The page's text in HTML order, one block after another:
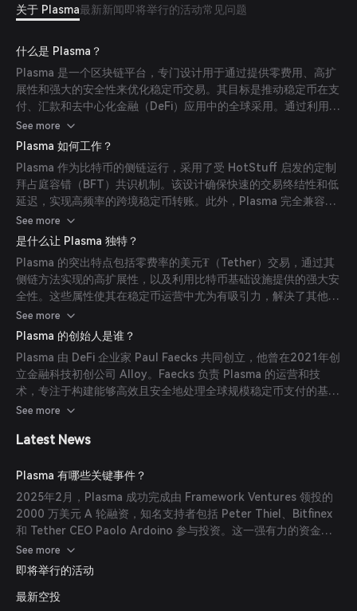
关于 Plasma最新新闻即将举行的活动常见问题
什么是 Plasma？
Plasma 是一个区块链平台，专门设计用于通过提供零费用、高扩
展性和强大的安全性来优化稳定币交易。其目标是推动稳定币在支
付、汇款和去中心化金融（DeFi）应用中的全球采用。通过利用比
特币的安全性和以太坊的灵活性，Plasma 为个人和机构提供了一
种可靠且具有成本效益的解决方案，用于使用稳定币进行全球转
See more
Plasma 如何工作？
Plasma 作为比特币的侧链运行，采用了受 HotStuff 启发的定制
拜占庭容错（BFT）共识机制。该设计确保快速的交易终结性和低
延迟，实现高频率的跨境稳定币转账。此外，Plasma 完全兼容以
太坊虚拟机（EVM），允许以太坊基础的应用程序和智能合约无缝
集成。
See more
是什么让 Plasma 独特？
Plasma 的突出特点包括零费率的美元₮（Tether）交易，通过其
侧链方法实现的高扩展性，以及利用比特币基础设施提供的强大安
全性。这些属性使其在稳定币运营中尤为有吸引力，解决了其他区
块链平台中常见的高交易费用和扩展性限制等问题。
See more
Plasma 的创始人是谁？
Plasma 由 DeFi 企业家 Paul Faecks 共同创立，他曾在2021年创
立金融科技初创公司 Alloy。Faecks 负责 Plasma 的运营和技
术，专注于构建能够高效且安全地处理全球规模稳定币支付的基础
设施。他的联合创始人 Christian Angermayer 是一位亿万富翁投
Angermayer 参与了 Plasma 的早期融资和合作伙伴关系，提供
持。
See more
Latest News
Plasma 有哪些关键事件？
2025年2月，Plasma 成功完成由 Framework Ventures 领投的
2000 万美元 A 轮融资，知名支持者包括 Peter Thiel、Bitfinex
和 Tether CEO Paolo Ardoino 参与投资。这一强有力的资金支
持彰显了行业对 Plasma 愿景和潜力的信心。此外，2025年7月，
Plasma 宣布启动 XPL 代币公开销售，超额认购超过七倍，筹集了
See more
即将举行的活动
最新空投